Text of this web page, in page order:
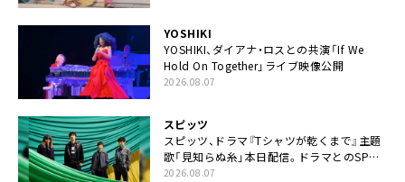
YOSHIKI
YOSHIKI、ダイアナ・ロスとの共演「If We
Hold On Together」ライブ映像公開
2026.08.07
スピッツ
スピッツ、ドラマ『Tシャツが乾くまで』主題
歌「見知らぬ糸」本日配信。ドラマとのSPコ
ラボムービー公開も
2026.08.07